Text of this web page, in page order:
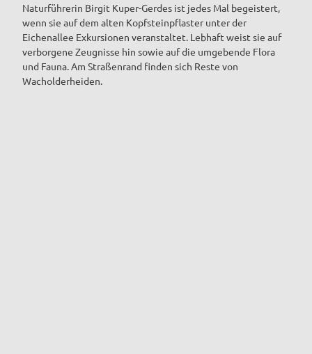
Naturführerin Birgit Kuper-Gerdes ist jedes Mal begeistert,
wenn sie auf dem alten Kopfsteinpflaster unter der
Eichenallee Exkursionen veranstaltet. Lebhaft weist sie auf
verborgene Zeugnisse hin sowie auf die umgebende Flora
und Fauna. Am Straßenrand finden sich Reste von
Wacholderheiden.